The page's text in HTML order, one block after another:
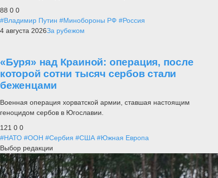
88 0 0
#Владимир Путин #Минобороны РФ #Россия
4 августа 2026За рубежом
«Буря» над Краиной: операция, после
которой сотни тысяч сербов стали
беженцами
Военная операция хорватской армии, ставшая настоящим
геноцидом сербов в Югославии.
121 0 0
#НАТО #ООН #Сербия #США #Южная Европа
Выбор редакции